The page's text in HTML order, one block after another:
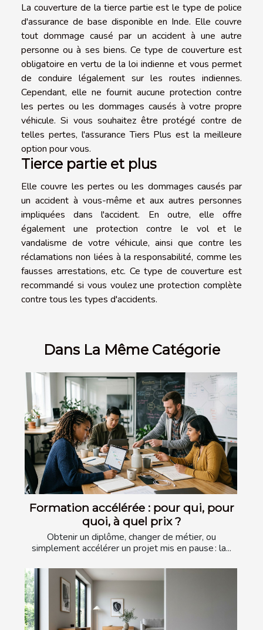
La couverture de la tierce partie est le type de police
d'assurance de base disponible en Inde. Elle couvre
tout dommage causé par un accident à une autre
personne ou à ses biens. Ce type de couverture est
obligatoire en vertu de la loi indienne et vous permet
de conduire légalement sur les routes indiennes.
Cependant, elle ne fournit aucune protection contre
les pertes ou les dommages causés à votre propre
véhicule. Si vous souhaitez être protégé contre de
telles pertes, l'assurance Tiers Plus est la meilleure
option pour vous.
Tierce partie et plus
Elle couvre les pertes ou les dommages causés par
un accident à vous-même et aux autres personnes
impliquées dans l'accident. En outre, elle offre
également une protection contre le vol et le
vandalisme de votre véhicule, ainsi que contre les
réclamations non liées à la responsabilité, comme les
fausses arrestations, etc. Ce type de couverture est
recommandé si vous voulez une protection complète
contre tous les types d'accidents.
Dans La Même Catégorie
Formation accélérée : pour qui, pour
quoi, à quel prix ?
Obtenir un diplôme, changer de métier, ou
simplement accélérer un projet mis en pause : la...